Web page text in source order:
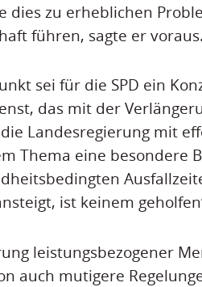
dies zu erheblichen
führen, sagte er voraus.
sei für die SPD ein
das mit der
Landesregierung mit
Thema eine besondere
ist keinem
leistungsbezogener
auch mutigere